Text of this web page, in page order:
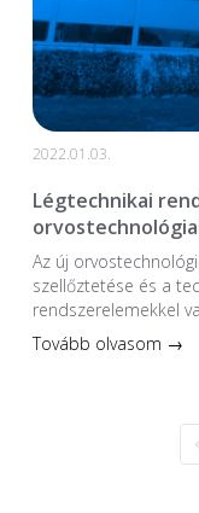
2022.01.03.
Légtechnikai
Az új
szellőztetése és a
rendszerelemekkel
Tovább olvasom →